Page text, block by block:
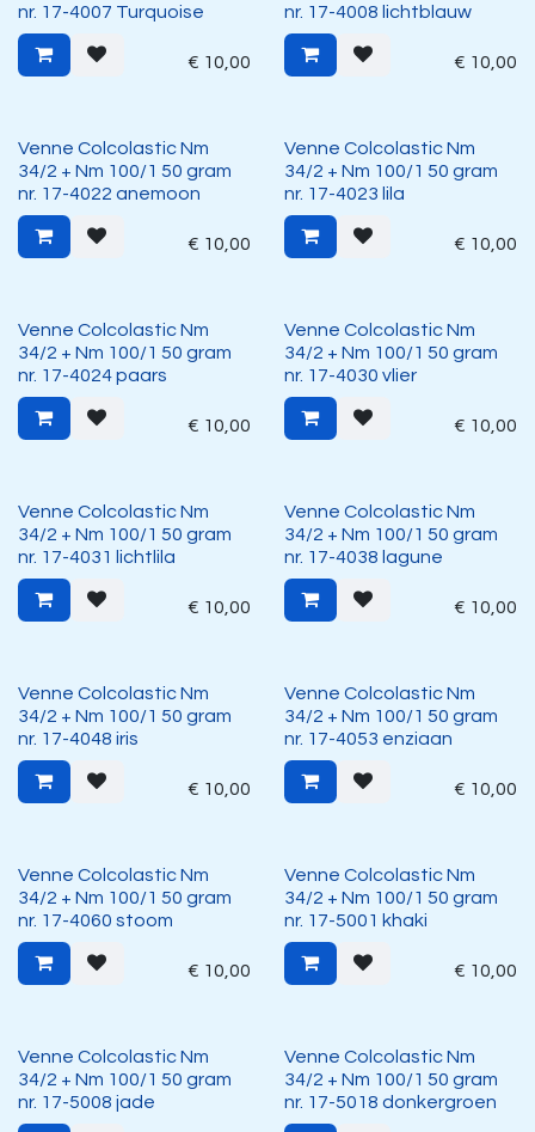
nr. 17-4007 Turquoise
€ 10,00
nr. 17-4008 lichtblauw
€ 10,00
Venne Colcolastic Nm
34/2 + Nm 100/1 50 gram
nr. 17-4022 anemoon
€ 10,00
Venne Colcolastic Nm
34/2 + Nm 100/1 50 gram
nr. 17-4023 lila
€ 10,00
Venne Colcolastic Nm
34/2 + Nm 100/1 50 gram
nr. 17-4024 paars
€ 10,00
Venne Colcolastic Nm
34/2 + Nm 100/1 50 gram
nr. 17-4030 vlier
€ 10,00
Venne Colcolastic Nm
34/2 + Nm 100/1 50 gram
nr. 17-4031 lichtlila
€ 10,00
Venne Colcolastic Nm
34/2 + Nm 100/1 50 gram
nr. 17-4038 lagune
€ 10,00
Venne Colcolastic Nm
34/2 + Nm 100/1 50 gram
nr. 17-4048 iris
€ 10,00
Venne Colcolastic Nm
34/2 + Nm 100/1 50 gram
nr. 17-4053 enziaan
€ 10,00
Venne Colcolastic Nm
34/2 + Nm 100/1 50 gram
nr. 17-4060 stoom
€ 10,00
Venne Colcolastic Nm
34/2 + Nm 100/1 50 gram
nr. 17-5001 khaki
€ 10,00
Venne Colcolastic Nm
34/2 + Nm 100/1 50 gram
nr. 17-5008 jade
Venne Colcolastic Nm
34/2 + Nm 100/1 50 gram
nr. 17-5018 donkergroen